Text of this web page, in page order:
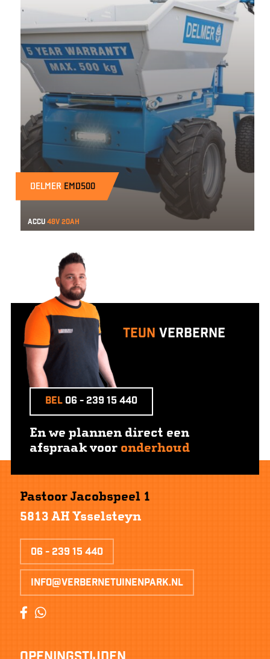
DELMER EMD500
Accu48v 20ah
Teun Verberne
Bel06 - 239 15 440
En we plannen direct een
afspraak voor onderhoud
Pastoor Jacobspeel 1
5813 AH Ysselsteyn
06 - 239 15 440
info@verbernetuinenpark.nl